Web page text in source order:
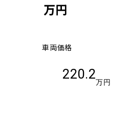
万円
車両価格
220.2
万円